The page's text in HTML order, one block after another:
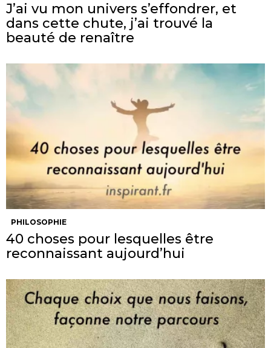
J’ai vu mon univers s’effondrer, et
dans cette chute, j’ai trouvé la
beauté de renaître
PHILOSOPHIE
40 choses pour lesquelles être
reconnaissant aujourd’hui